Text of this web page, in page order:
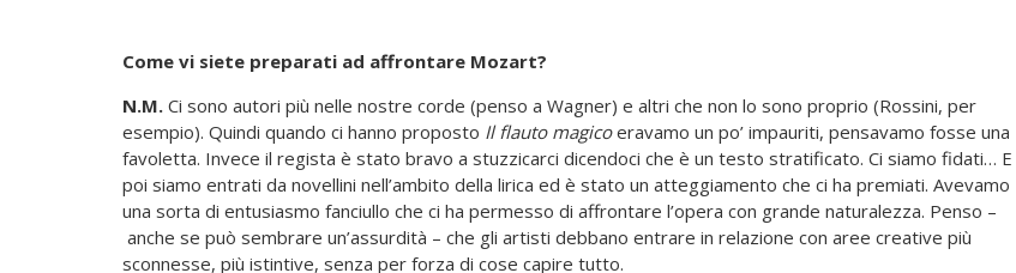
Come vi siete preparati ad affrontare Mozart?
N.M. Ci sono autori più nelle nostre corde (penso a Wagner) e altri che non lo sono proprio (Rossini, per
esempio). Quindi quando ci hanno proposto Il flauto magicoeravamo un po’ impauriti, pensavamo fosse una
favoletta. Invece il regista è stato bravo a stuzzicarci dicendoci che è un testo stratificato. Ci siamo fidati… E
poi siamo entrati da novellini nell’ambito della lirica ed è stato un atteggiamento che ci ha premiati. Avevamo
una sorta di entusiasmo fanciullo che ci ha permesso di affrontare l’opera con grande naturalezza. Penso –
anche se può sembrare un’assurdità – che gli artisti debbano entrare in relazione con aree creative più
sconnesse, più istintive, senza per forza di cose capire tutto.